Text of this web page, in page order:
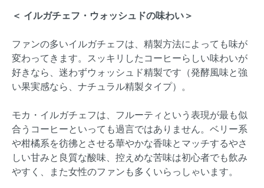
＜ イルガチェフ・ウォッシュドの味わい＞
ファンの多いイルガチェフは、精製方法によっても味が
変わってきます。スッキリしたコーヒーらしい味わいが
好きなら、迷わずウォッシュド精製です（発酵風味と強
い果実感なら、ナチュラル精製タイプ）。
モカ・イルガチェフは、フルーティという表現が最も似
合うコーヒーといっても過言ではありません。ベリー系
や柑橘系を彷彿とさせる華やかな香味とマッチするやさ
しい甘みと良質な酸味、控えめな苦味は初心者でも飲み
やすく、また女性のファンも多くいらっしゃいます。